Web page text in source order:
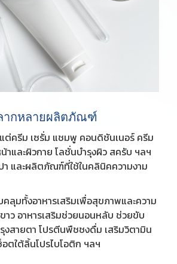
ากหลายผลิตภัณฑ์
ต่ครีม เซรั่ม แชมพู คอนดิชันเนอร์ ครีม
และผิวกาย โลชั่นบำรุงผิว สครับ ฯลฯ
และผลิตภัณฑ์ที่ใช้ในคลินิคความงาม
คลุมทั้งอาหารเสริมเพื่อสุขภาพและความ
าว อาหารเสริมช่วยนอนหลับ ช่วยขับ
งสายตา โปรตีนพืชชงดื่ม เสริมวิตามิน
ตใต้ลิ้นโปรไบโอติก ฯลฯ